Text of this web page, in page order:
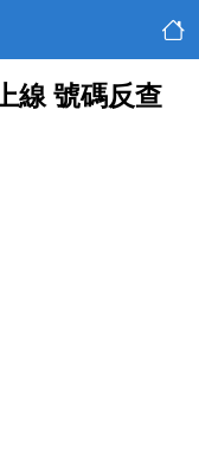
線 號碼反查